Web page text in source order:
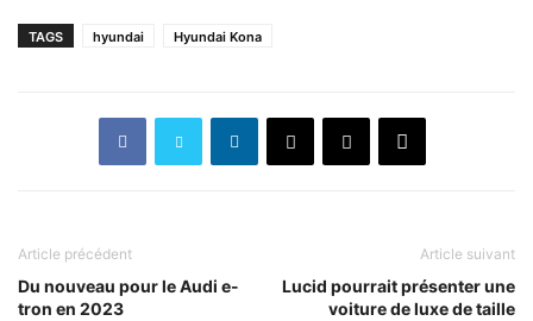
TAGS hyundai Hyundai Kona
Article précédent
Du nouveau pour le Audi e-
tron en 2023
Article suivant
Lucid pourrait présenter une
voiture de luxe de taille